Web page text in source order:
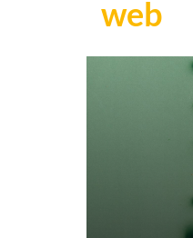
web